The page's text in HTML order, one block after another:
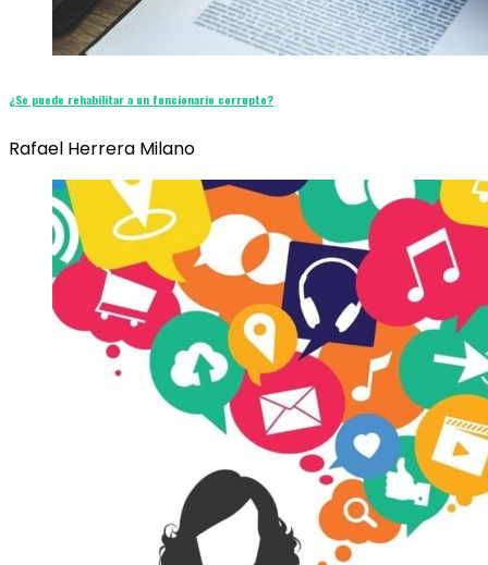
¿Se puede rehabilitar a un funcionario corrupto?
Rafael Herrera Milano